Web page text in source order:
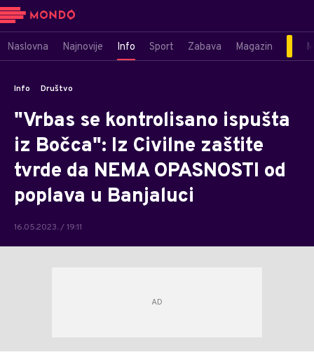
Naslovna Najnovije Info Sport Zabava Magazin
Info Društvo
"Vrbas se kontrolisano ispušta
iz Bočca": Iz Civilne zaštite
tvrde da NEMA OPASNOSTI od
poplava u Banjaluci
16.05.2023. / 19:11